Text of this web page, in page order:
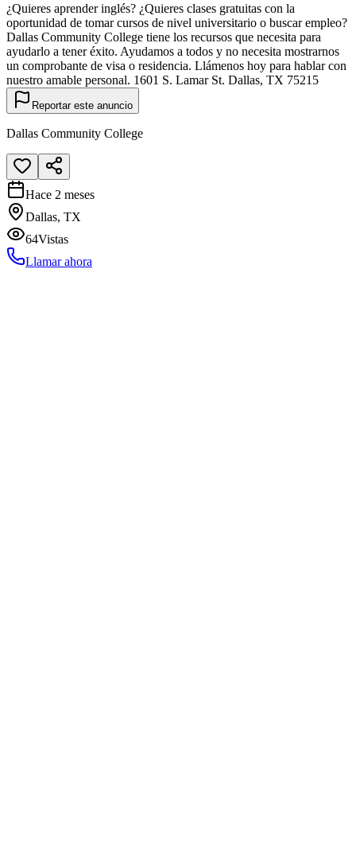
¿Quieres aprender inglés? ¿Quieres clases gratuitas con la
oportunidad de tomar cursos de nivel universitario o buscar empleo?
Dallas Community College tiene los recursos que necesita para
ayudarlo a tener éxito. Ayudamos a todos y no necesita mostrarnos
un comprobante de visa o residencia. Llámenos hoy para hablar con
nuestro amable personal. 1601 S. Lamar St. Dallas, TX 75215
Reportar este anuncio
Dallas Community College
Hace 2 meses
Dallas, TX
64Vistas
Llamar ahora